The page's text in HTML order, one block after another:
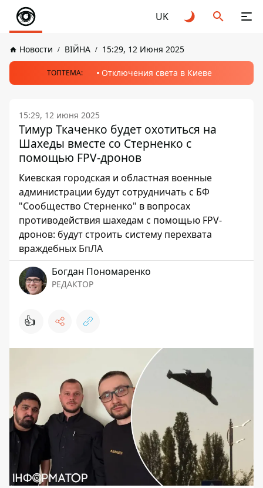
UK
Новости ВІЙНА 15:29, 12 Июня 2025
ТОПТЕМА: Отключения света в Киеве
15:29, 12 июня 2025
Тимур Ткаченко будет охотиться на
Шахеды вместе со Стерненко с
помощью FPV-дронов
Киевская городская и областная военные
администрации будут сотрудничать с БФ
"Сообщество Стерненко" в вопросах
противодействия шахедам с помощью FPV-
дронов: будут строить систему перехвата
враждебных БпЛА
Богдан Пономаренко
РЕДАКТОР
👍